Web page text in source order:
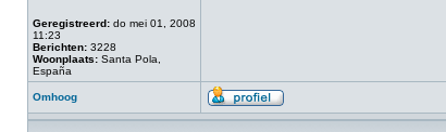
Geregistreerd: do mei 01, 2008
11:23
Berichten: 3228
Woonplaats: Santa Pola,
España
Omhoog